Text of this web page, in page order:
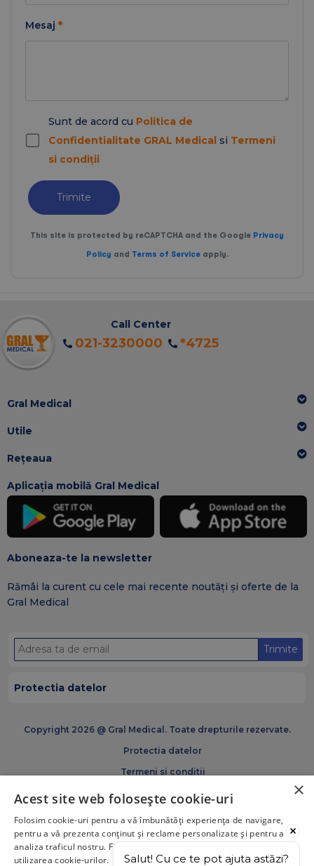
Mesaj *
Sunt de acord cu Politica de
Confidentialitate GRAL Medical si Termeni
si condiții
Trimite
This site is protected by reCAPTCHA and the Google Privacy
Policy and Terms of Serviceapply.
Call Center
021-3230000 *4725
Gral Medical
Utile
Rețeaua
Aplicația mobilă Gral Medical
Aboneaza-te la newsletter
Rămâi la curent cu cele mai recente noutăți și oferte de la
Gral Medical
Trimite
Protectia datelor
Copyright 2026 @ Gral Medical. Toate drepturile rezervate.
Protectia datelor
Termeni si conditii
Politica de cookies
×
Acest site web folosește cookie-uri
Folosim cookie-uri pentru a vă îmbunătăți experiența de navigare,
pentru a vă prezenta conținut și reclame personalizate și pentru a
analiza traficul nostru. Făcând click pe „Acceptă tot”, acceptați
utilizarea cookie-urilor.
Salut! Cu ce te pot ajuta astăzi?